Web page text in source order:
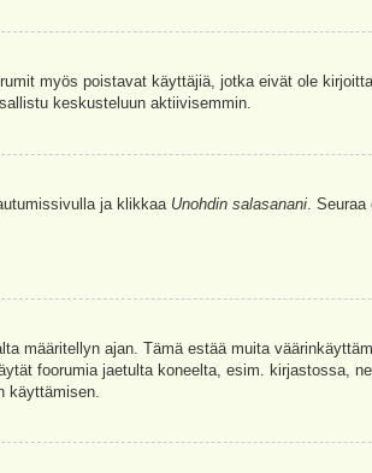
myös poistavat käyttäjiä, jotka eivät ole
keskusteluun aktiivisemmin.
ja klikkaa Unohdin salasanani. Seuraa
määritellyn ajan. Tämä estää muita
foorumia jaetulta koneelta, esim. kirjastossa,
käyttämisen.